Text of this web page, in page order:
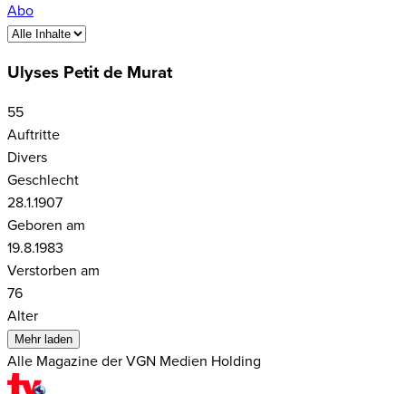
Abo
Ulyses Petit de Murat
55
Auftritte
Divers
Geschlecht
28.1.1907
Geboren am
19.8.1983
Verstorben am
76
Alter
Mehr laden
Alle Magazine der VGN Medien Holding